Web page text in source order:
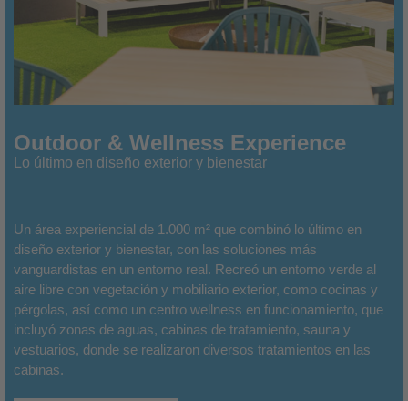
Outdoor & Wellness Experience
Lo último en diseño exterior y bienestar
Un área experiencial de 1.000 m² que combinó lo último en
diseño exterior y bienestar, con las soluciones más
vanguardistas en un entorno real. Recreó un entorno verde al
aire libre con vegetación y mobiliario exterior, como cocinas y
pérgolas, así como un centro wellness en funcionamiento, que
incluyó zonas de aguas, cabinas de tratamiento, sauna y
vestuarios, donde se realizaron diversos tratamientos en las
cabinas.